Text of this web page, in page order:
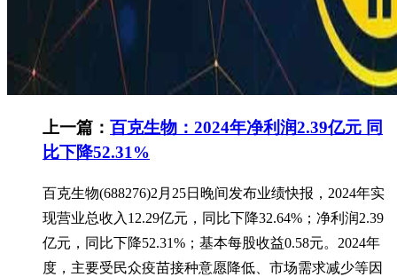
上一篇： 百克生物：2024年净利润2.39亿元 同
比下降52.31%
百克生物(688276)2月25日晚间发布业绩快报，2024年实
现营业总收入12.29亿元，同比下降32.64%；净利润2.39
亿元，同比下降52.31%；基本每股收益0.58元。2024年
度，主要受民众疫苗接种意愿降低、市场需求减少等因